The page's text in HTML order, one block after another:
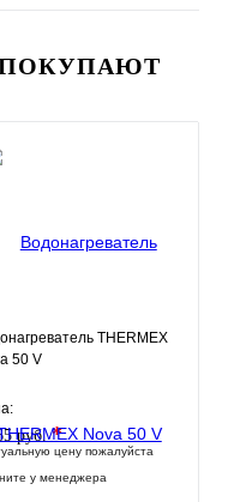
THERMEX
50 V
руб.*
цену пожалуйста
у менеджера